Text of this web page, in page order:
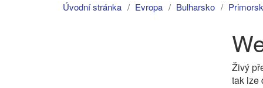
Úvodní stránka Evropa Bulharsko
Živý
tak lze